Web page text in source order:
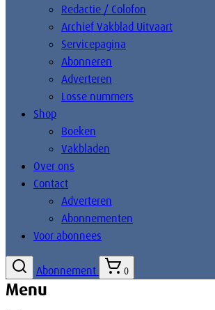
Redactie / Colofon
Archief Vakblad Uitvaart
Servicepagina
Abonneren
Adverteren
Losse nummers
Shop
Boeken
Vakbladen
Over ons
Contact
Adverteren
Abonnementen
Voor abonnees
Abonnement 0
Menu